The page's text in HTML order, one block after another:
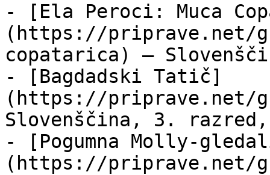
- [Ela Peroci: Muca
(https://priprave.net/
copatarica) —
- [Bagdadski Tatič]
(https://priprave.net/
Slovenščina, 3. razred,
- [Pogumna Molly-
(https://priprave.net/